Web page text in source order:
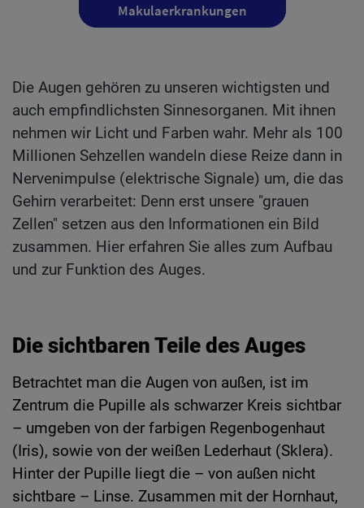
Makulaerkrankungen
Die Augen gehören zu unseren wichtigsten und
auch empfindlichsten Sinnesorganen. Mit ihnen
nehmen wir Licht und Farben wahr. Mehr als 100
Millionen Sehzellen wandeln diese Reize dann in
Nervenimpulse (elektrische Signale) um, die das
Gehirn verarbeitet: Denn erst unsere "grauen
Zellen" setzen aus den Informationen ein Bild
zusammen. Hier erfahren Sie alles zum Aufbau
und zur Funktion des Auges.
Die sichtbaren Teile des Auges
Betrachtet man die Augen von außen, ist im
Zentrum die Pupille als schwarzer Kreis sichtbar
– umgeben von der farbigen Regenbogenhaut
(Iris), sowie von der weißen Lederhaut (Sklera).
Hinter der Pupille liegt die – von außen nicht
sichtbare – Linse. Zusammen mit der Hornhaut,